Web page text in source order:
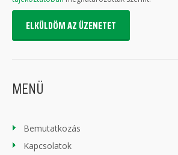
ELKÜLDÖM AZ ÜZENETET
MENÜ
Bemutatkozás
Kapcsolatok